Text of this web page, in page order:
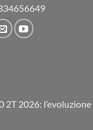
2T 2026: